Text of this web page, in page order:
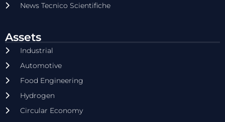
News Tecnico Scientifiche
Assets
Industrial
Automotive
Food Engineering
Hydrogen
Circular Economy